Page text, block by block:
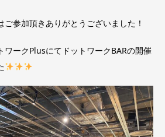
参加頂きありがとうございました！
ワークPlusにてドットワークBARの開催